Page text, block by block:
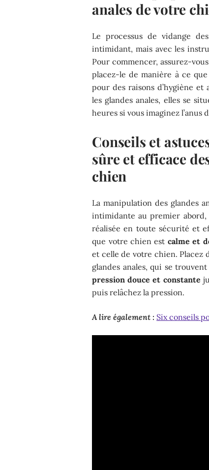
anales de votre
Le processus de vidange
intimidant, mais avec les
Pour commencer, assurez-
placez-le de manière à ce
pour des raisons d’hygiène
les glandes anales, elles se
heures si vous imaginez
Conseils et
sûre et efficace
chien
La manipulation des glandes
intimidante au premier abord,
réalisée en toute sécurité et
que votre chien est calme et
et celle de votre chien. Placez
glandes anales, qui se
pression douce et constante
puis relâchez la pression.
A lire également : Six conseils